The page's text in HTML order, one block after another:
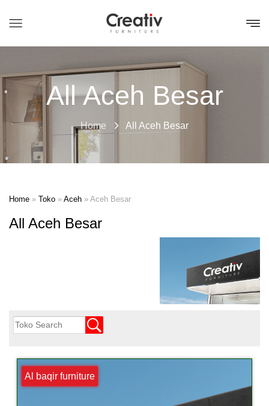
All Aceh Besar
Home All Aceh Besar
Home » Toko » Aceh » Aceh Besar
All Aceh Besar
Al baqir furniture